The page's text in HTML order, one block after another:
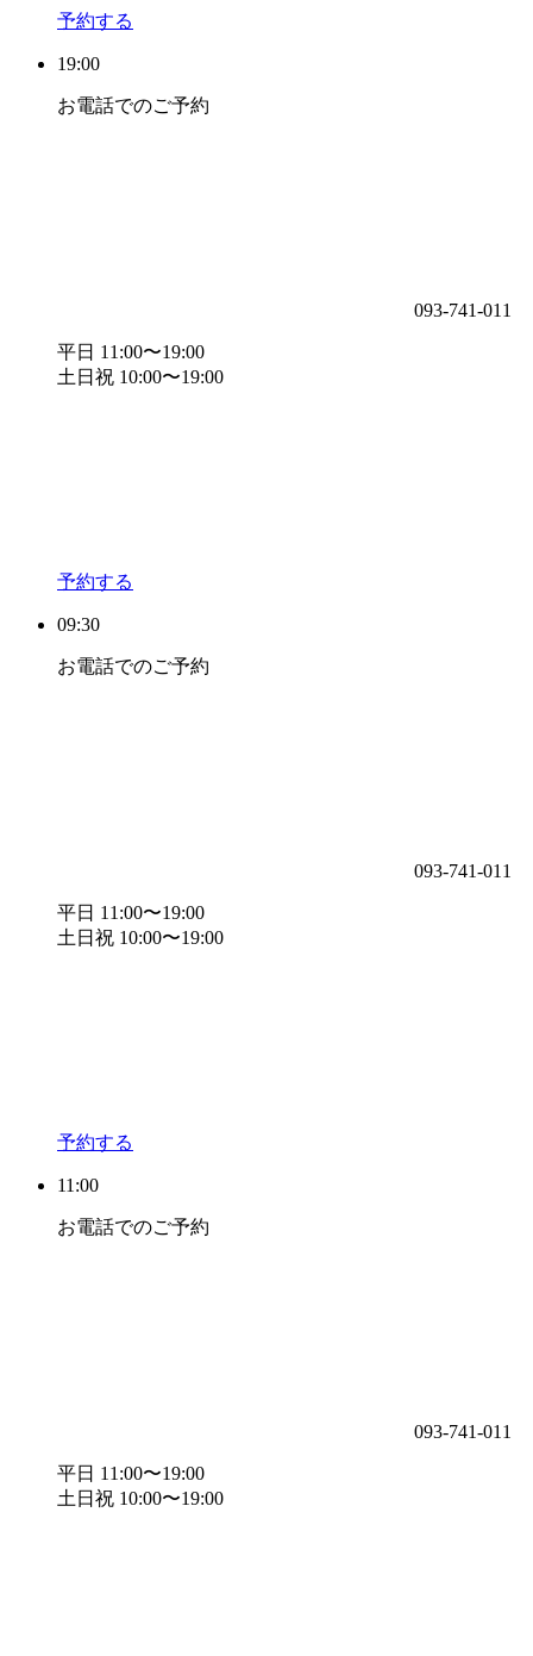
予約する
19:00
お電話でのご予約
093-741-011
平日 11:00〜19:00
土日祝 10:00〜19:00
予約する
09:30
お電話でのご予約
093-741-011
平日 11:00〜19:00
土日祝 10:00〜19:00
予約する
11:00
お電話でのご予約
093-741-011
平日 11:00〜19:00
土日祝 10:00〜19:00